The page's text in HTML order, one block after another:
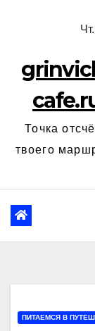
Точка
твоего
ПИТАЕМСЯ В